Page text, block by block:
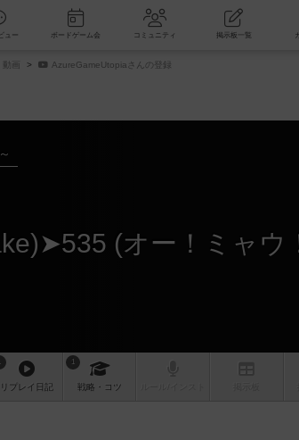
新着レビュー ボードゲーム会 コミュニティ
動画 AzureGameUtopiaさんの登録
リプレイ 日記
1
戦略 ・コツ